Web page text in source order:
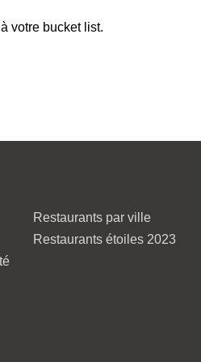
votre bucket list.
Restaurants par ville
Restaurants étoiles 2023